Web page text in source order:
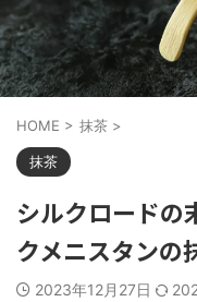
HOME > 抹茶 >
抹茶
シルクロードの
クメニスタンの
2023年12月27日